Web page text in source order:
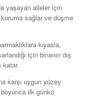
yaşayan aileler için
koruma sağlar ve düşme
kıyasla,
için binanın dış
katar.
karşı uygun yüzey
ilk günkü